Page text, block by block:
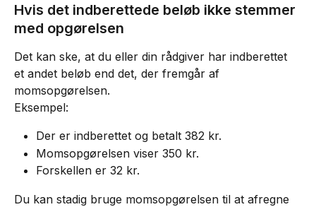
Hvis det indberettede beløb ikke stemmer
med opgørelsen
Det kan ske, at du eller din rådgiver har indberettet
et andet beløb end det, der fremgår af
momsopgørelsen.
Eksempel:
Der er indberettet og betalt 382 kr.
Momsopgørelsen viser 350 kr.
Forskellen er 32 kr.
Du kan stadig bruge momsopgørelsen til at afregne